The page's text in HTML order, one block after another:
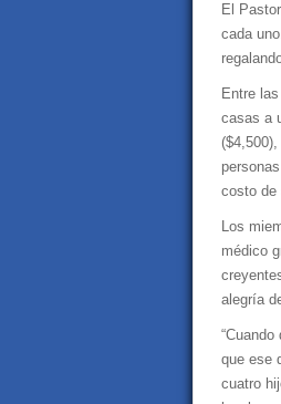
El
cada
Entre
casas a
costo de
Los
médico
alegría
que ese
cuatro